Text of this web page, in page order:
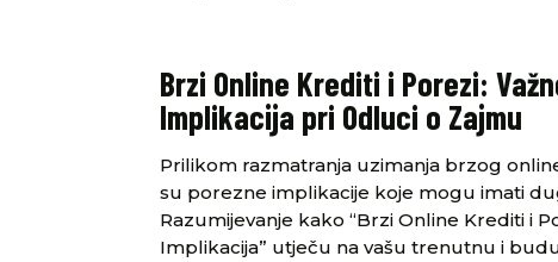
Brzi Online Krediti i Porezi:
Implikacija pri Odluci o Zajmu
Prilikom razmatranja uzimanja brzog
su porezne implikacije koje mogu imati
Razumijevanje kako “Brzi Online Krediti i
Implikacija” utječu na vašu trenutnu i